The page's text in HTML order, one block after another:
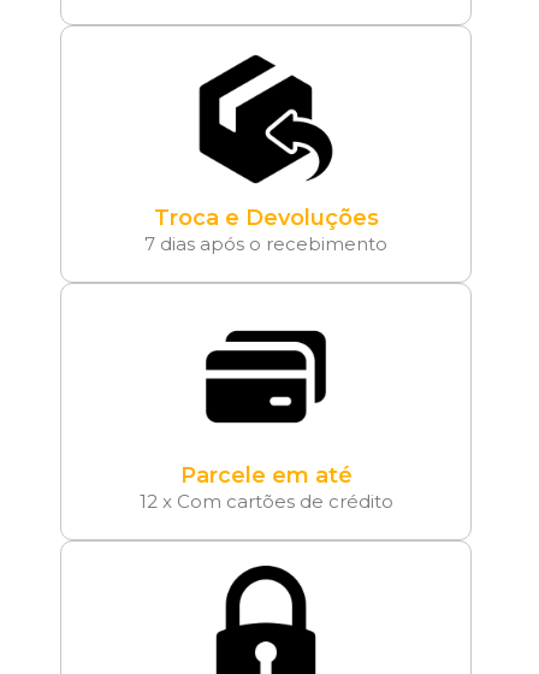
Troca e Devoluções
7 dias após o recebimento
Parcele em até
12 x Com cartões de crédito